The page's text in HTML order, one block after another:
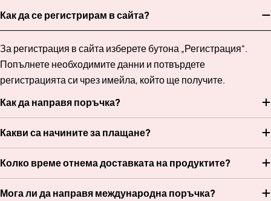
Как да се регистрирам в сайта?
За регистрация в сайта изберете бутона „Регистрация“.
Попълнете необходимите данни и потвърдете
регистрацията си чрез имейла, който ще получите.
Как да направя поръчка?
Какви са начините за плащане?
Колко време отнема доставката на продуктите?
Мога ли да направя международна поръчка?